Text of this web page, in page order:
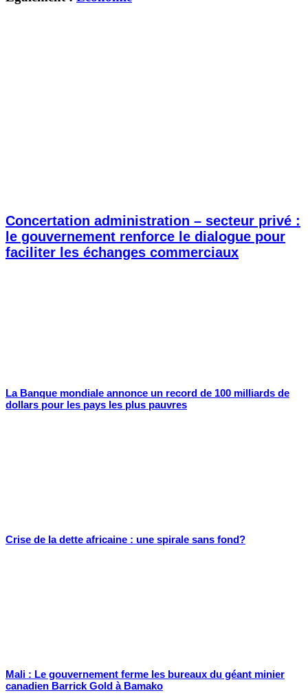
Concertation administration – secteur privé :
le gouvernement renforce le dialogue pour
faciliter les échanges commerciaux
La Banque mondiale annonce un record de 100 milliards de
dollars pour les pays les plus pauvres
Crise de la dette africaine : une spirale sans fond?
Mali : Le gouvernement ferme les bureaux du géant minier
canadien Barrick Gold à Bamako